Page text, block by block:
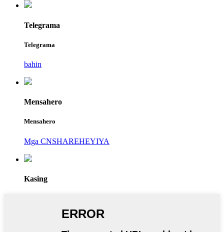
Telegrama
Telegrama
bahin
Mensahero
Mensahero
Mga CNSHAREHEYIYA
Kasing